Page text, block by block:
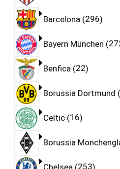
Barcelona 296
Bayern München
Benfica 22
Borussia Dortmund
Celtic 16
Borussia
Chelsea 253